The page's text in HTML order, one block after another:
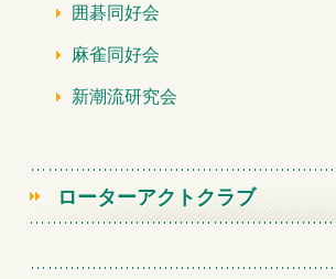
囲碁同好会
麻雀同好会
新潮流研究会
ローターアクトクラブ